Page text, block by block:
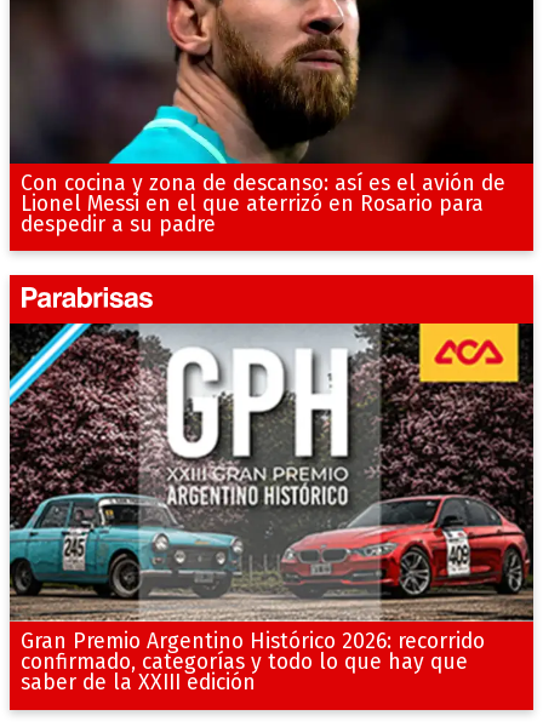
Con cocina y zona de descanso: así es el avión de
Lionel Messi en el que aterrizó en Rosario para
despedir a su padre
Gran Premio Argentino Histórico 2026: recorrido
confirmado, categorías y todo lo que hay que
saber de la XXIII edición